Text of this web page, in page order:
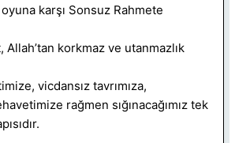
karşı Sonsuz Rahmete
korkmaz ve utanmazlık
vicdansız tavrımıza,
rağmen sığınacağımız tek